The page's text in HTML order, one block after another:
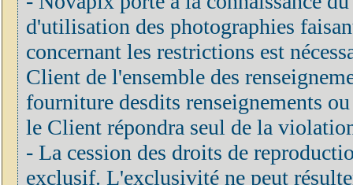
d'utilisation des photographies
concernant les restrictions est
Client de l'ensemble des
fourniture desdits renseignements
le Client répondra seul de la
- La cession des droits de
exclusif. L'exclusivité ne peut